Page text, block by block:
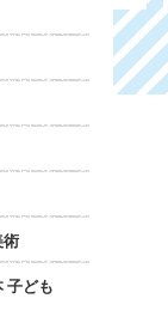
術
子ども